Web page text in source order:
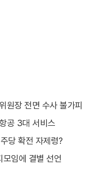
원장 전면 수사 불가피
공 3대 서비스
당 확전 자제령?
임에 결별 선언